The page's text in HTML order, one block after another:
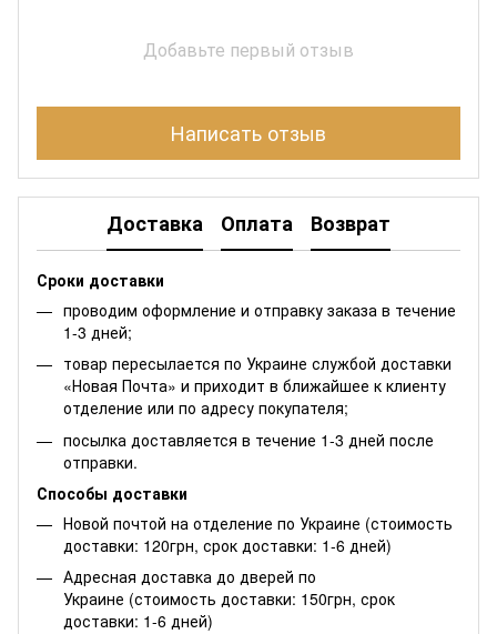
Добавьте первый отзыв
Написать отзыв
Доставка Оплата Возврат
Сроки доставки
проводим оформление и отправку заказа в течение
1-3 дней;
товар пересылается по Украине службой доставки
«Новая Почта» и приходит в ближайшее к клиенту
отделение или по адресу покупателя;
посылка доставляется в течение 1-3 дней после
отправки.
Способы доставки
Новой почтой на отделение по Украине (стоимость
доставки: 120грн, срок доставки: 1-6 дней)
Адресная доставка до дверей по
Украине (стоимость доставки: 150грн, срок
доставки: 1-6 дней)